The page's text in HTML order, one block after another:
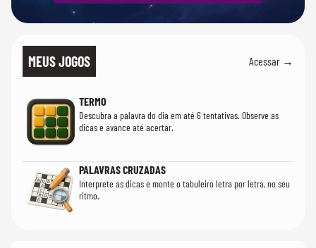
MEUS JOGOS Acessar →
TERMO
Descubra a palavra do dia em até 6 tentativas. Observe as
dicas e avance até acertar.
PALAVRAS CRUZADAS
Interprete as dicas e monte o tabuleiro letra por letra, no seu
ritmo.